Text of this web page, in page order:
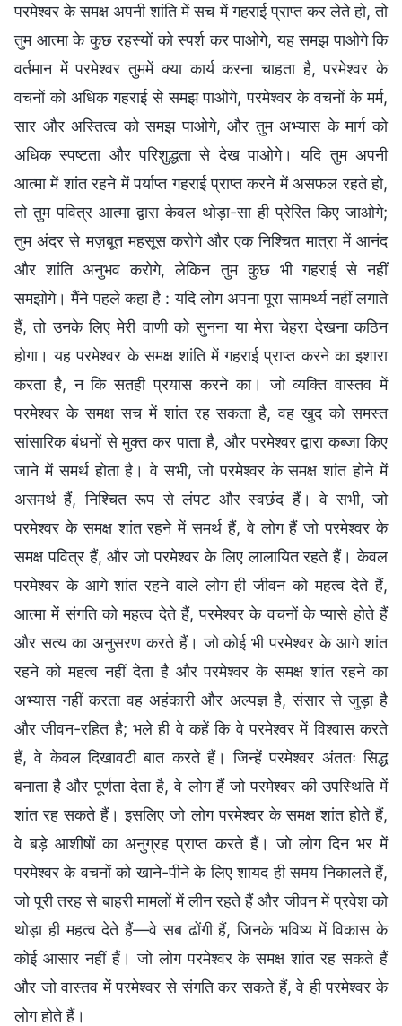
परमेश्वर के समक्ष अपनी शांति में सच में गहराई प्राप्त कर लेते हो, तो
तुम आत्मा के कुछ रहस्यों को स्पर्श कर पाओगे, यह समझ पाओगे कि
वर्तमान में परमेश्वर तुममें क्या कार्य करना चाहता है, परमेश्वर के
वचनों को अधिक गहराई से समझ पाओगे, परमेश्वर के वचनों के मर्म,
सार और अस्तित्व को समझ पाओगे, और तुम अभ्यास के मार्ग को
अधिक स्पष्टता और परिशुद्धता से देख पाओगे। यदि तुम अपनी
आत्मा में शांत रहने में पर्याप्त गहराई प्राप्त करने में असफल रहते हो,
तो तुम पवित्र आत्मा द्वारा केवल थोड़ा-सा ही प्रेरित किए जाओगे;
तुम अंदर से मज़बूत महसूस करोगे और एक निश्चित मात्रा में आनंद
और शांति अनुभव करोगे, लेकिन तुम कुछ भी गहराई से नहीं
समझोगे। मैंने पहले कहा है : यदि लोग अपना पूरा सामर्थ्य नहीं लगाते
हैं, तो उनके लिए मेरी वाणी को सुनना या मेरा चेहरा देखना कठिन
होगा। यह परमेश्वर के समक्ष शांति में गहराई प्राप्त करने का इशारा
करता है, न कि सतही प्रयास करने का। जो व्यक्ति वास्तव में
परमेश्वर के समक्ष सच में शांत रह सकता है, वह खुद को समस्त
सांसारिक बंधनों से मुक्त कर पाता है, और परमेश्वर द्वारा कब्जा किए
जाने में समर्थ होता है। वे सभी, जो परमेश्वर के समक्ष शांत होने में
असमर्थ हैं, निश्चित रूप से लंपट और स्वछंद हैं। वे सभी, जो
परमेश्वर के समक्ष शांत रहने में समर्थ हैं, वे लोग हैं जो परमेश्वर के
समक्ष पवित्र हैं, और जो परमेश्वर के लिए लालायित रहते हैं। केवल
परमेश्वर के आगे शांत रहने वाले लोग ही जीवन को महत्व देते हैं,
आत्मा में संगति को महत्व देते हैं, परमेश्वर के वचनों के प्यासे होते हैं
और सत्य का अनुसरण करते हैं। जो कोई भी परमेश्वर के आगे शांत
रहने को महत्व नहीं देता है और परमेश्वर के समक्ष शांत रहने का
अभ्यास नहीं करता वह अहंकारी और अल्पज्ञ है, संसार से जुड़ा है
और जीवन-रहित है; भले ही वे कहें कि वे परमेश्वर में विश्वास करते
हैं, वे केवल दिखावटी बात करते हैं। जिन्हें परमेश्वर अंततः सिद्ध
बनाता है और पूर्णता देता है, वे लोग हैं जो परमेश्वर की उपस्थिति में
शांत रह सकते हैं। इसलिए जो लोग परमेश्वर के समक्ष शांत होते हैं,
वे बड़े आशीषों का अनुग्रह प्राप्त करते हैं। जो लोग दिन भर में
परमेश्वर के वचनों को खाने-पीने के लिए शायद ही समय निकालते हैं,
जो पूरी तरह से बाहरी मामलों में लीन रहते हैं और जीवन में प्रवेश को
थोड़ा ही महत्व देते हैं—वे सब ढोंगी हैं, जिनके भविष्य में विकास के
कोई आसार नहीं हैं। जो लोग परमेश्वर के समक्ष शांत रह सकते हैं
और जो वास्तव में परमेश्वर से संगति कर सकते हैं, वे ही परमेश्वर के
लोग होते हैं।